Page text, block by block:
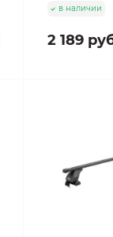
в наличии
2 189